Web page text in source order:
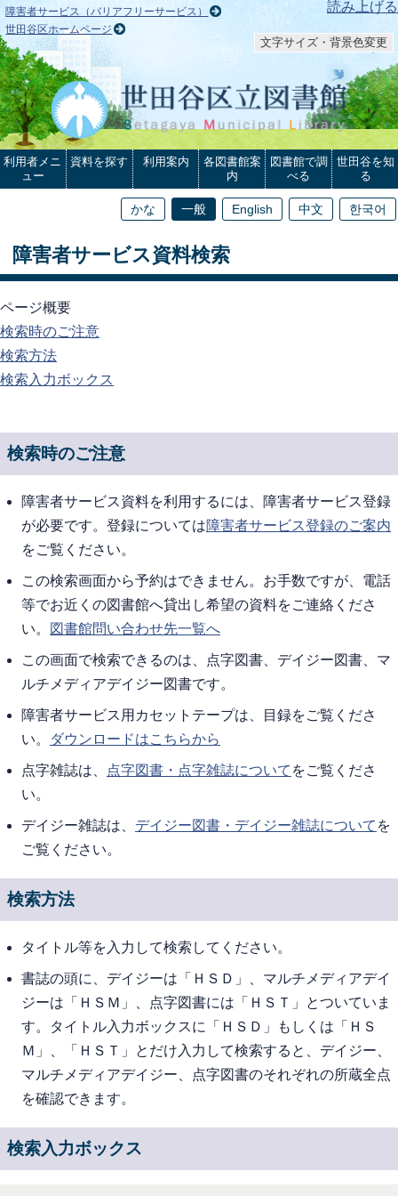
本文へ 読み上げる
障害者サービス（バリアフリーサービス）
世田谷区ホームページ
文字サイズ・背景色変更
利用者メニ
ュー
資料を探す 利用案内
各図書館案
内
図書館で調
べる
世田谷を知
る
かな 一般 English 中文 한국어
障害者サービス資料検索
ページ概要
検索時のご注意
検索方法
検索入力ボックス
検索時のご注意
障害者サービス資料を利用するには、障害者サービス登録
が必要です。登録については障害者サービス登録のご案内
をご覧ください。
この検索画面から予約はできません。お手数ですが、電話
等でお近くの図書館へ貸出し希望の資料をご連絡くださ
い。
図書館問い合わせ先一覧へ
この画面で検索できるのは、点字図書、デイジー図書、マ
ルチメディアデイジー図書です。
障害者サービス用カセットテープは、目録をご覧くださ
い。
ダウンロードはこちらから
点字雑誌は、 点字図書・点字雑誌について をご覧くださ
い。
デイジー雑誌は、 デイジー図書・デイジー雑誌について を
ご覧ください。
検索方法
タイトル等を入力して検索してください。
書誌の頭に、デイジーは「ＨＳＤ」、マルチメディアデイ
ジーは「ＨＳＭ」、点字図書には「ＨＳＴ」とついていま
す。タイトル入力ボックスに「ＨＳＤ」もしくは「ＨＳ
Ｍ」、「ＨＳＴ」とだけ入力して検索すると、デイジー、
マルチメディアデイジー、点字図書のそれぞれの所蔵全点
を確認できます。
検索入力ボックス